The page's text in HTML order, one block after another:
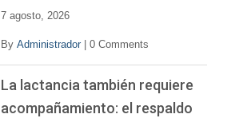
7 agosto, 2026
By Administrador 0 Comments
La lactancia también requiere
acompañamiento: el respaldo